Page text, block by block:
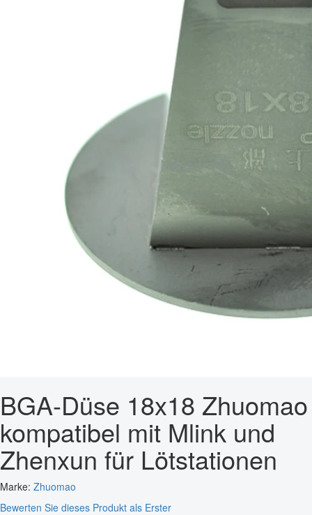
BGA-Düse 18x18 Zhuomao
kompatibel mit Mlink und
Zhenxun für Lötstationen
Marke: Zhuomao
Bewerten Sie dieses Produkt als Erster